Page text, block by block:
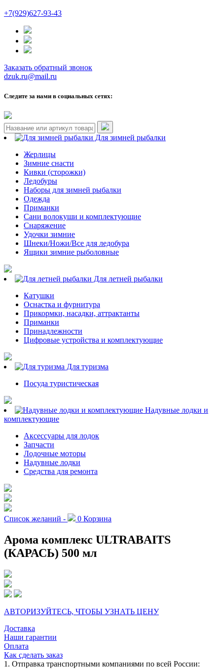
+7(929)627-93-43
Заказать обратный звонок
dzuk.ru@mail.ru
Следите за нами в социальных сетях:
Для зимней рыбалки
Жерлицы
Зимние снасти
Кивки (сторожки)
Ледобуры
Наборы для зимней рыбалки
Одежда
Приманки
Сани волокуши и комплектующие
Снаряжение
Удочки зимние
Шнеки/Ножи/Все для ледобура
Ящики зимние рыболовные
Для летней рыбалки
Катушки
Оснастка и фурнитура
Прикормки, насадки, аттрактанты
Приманки
Принадлежности
Цифровые устройства и комплектующие
Для туризма
Посуда туристическая
Надувные лодки и
комплектующие
Аксессуары для лодок
Запчасти
Лодочные моторы
Надувные лодки
Средства для ремонта
Список желаний - 0 Корзина
Арома комплекс ULTRABAITS
(КАРАСЬ) 500 мл
АВТОРИЗУЙТЕСЬ, ЧТОБЫ УЗНАТЬ ЦЕНУ
Доставка
Наши гарантии
Оплата
Как сделать заказ
1. Отправка транспортными компаниями по всей России: